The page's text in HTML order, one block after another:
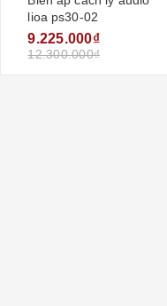
lioa ps30-02
9.225.000₫
12.300.000₫